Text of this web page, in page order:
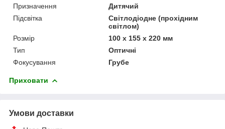
Призначення
Дитячий
Підсвітка
Світлодіодне (прохідним
світлом)
Розмір
100 х 155 х 220 мм
Тип
Оптичні
Фокусування
Грубе
Приховати
Умови доставки